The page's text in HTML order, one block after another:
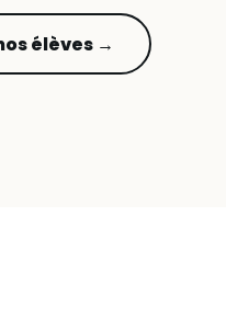
élèves →